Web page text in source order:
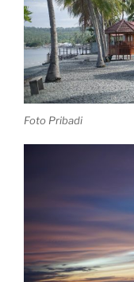
Foto Pribadi